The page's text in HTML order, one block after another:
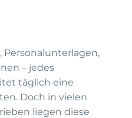
Personalunterlagen,
– jedes
täglich eine
Doch in vielen
liegen diese